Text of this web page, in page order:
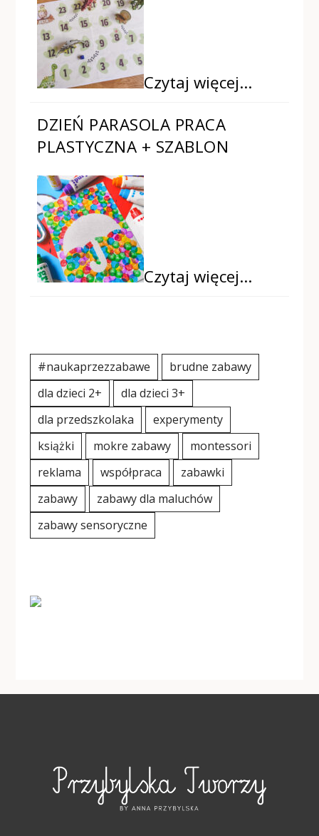
Czytaj więcej…
DZIEŃ PARASOLA PRACA
PLASTYCZNA + SZABLON
Czytaj więcej…
#naukaprzezzabawe
brudne zabawy
dla dzieci 2+
dla dzieci 3+
dla przedszkolaka
experymenty
książki
mokre zabawy
montessori
reklama
współpraca
zabawki
zabawy
zabawy dla maluchów
zabawy sensoryczne